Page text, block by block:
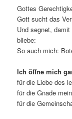
Gottes
Gott sucht das
Und segnet,
bliebe:
So auch mich:
Ich öffne mich
für die Liebe des
für die Gnade
für die